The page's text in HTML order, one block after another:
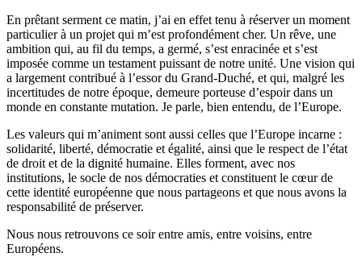
En prêtant serment ce matin, j’ai en effet tenu à réserver un moment
particulier à un projet qui m’est profondément cher. Un rêve, une
ambition qui, au fil du temps, a germé, s’est enracinée et s’est
imposée comme un testament puissant de notre unité. Une vision qui
a largement contribué à l’essor du Grand-Duché, et qui, malgré les
incertitudes de notre époque, demeure porteuse d’espoir dans un
monde en constante mutation. Je parle, bien entendu, de l’Europe.
Les valeurs qui m’animent sont aussi celles que l’Europe incarne :
solidarité, liberté, démocratie et égalité, ainsi que le respect de l’état
de droit et de la dignité humaine. Elles forment, avec nos
institutions, le socle de nos démocraties et constituent le cœur de
cette identité européenne que nous partageons et que nous avons la
responsabilité de préserver.
Nous nous retrouvons ce soir entre amis, entre voisins, entre
Européens.